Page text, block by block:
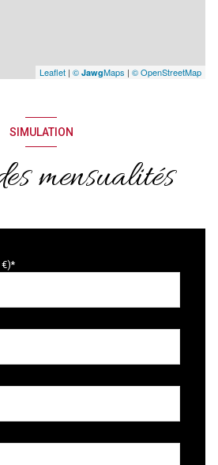
Leaflet | © JawgMaps | © OpenStreetMap
SIMULATION
mensualités